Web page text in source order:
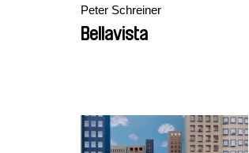
Peter Schreiner
Bellavista